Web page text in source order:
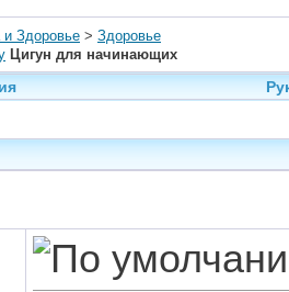
и Здоровье > Здоровье
Цигун для начинающих